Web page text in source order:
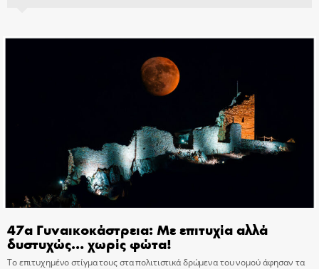
47α Γυναικοκάστρεια: Με επιτυχία αλλά
δυστυχώς… χωρίς φώτα!
Το επιτυχημένο στίγμα τους στα πολιτιστικά δρώμενα του νομού άφησαν τα